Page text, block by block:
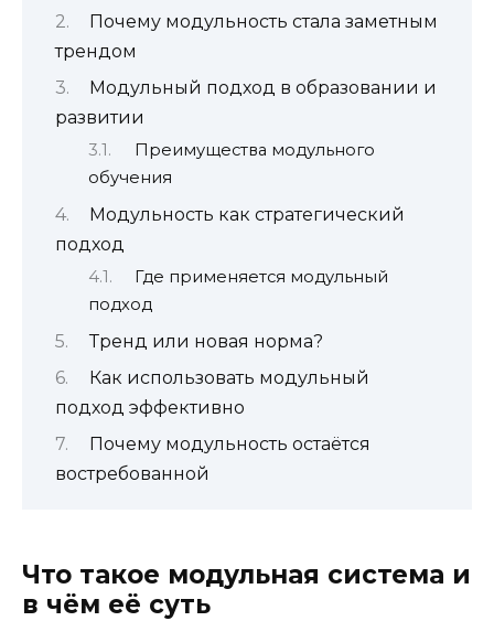
Почему модульность стала заметным
трендом
Модульный подход в образовании и
развитии
Преимущества модульного
обучения
Модульность как стратегический
подход
Где применяется модульный
подход
Тренд или новая норма?
Как использовать модульный
подход эффективно
Почему модульность остаётся
востребованной
Что такое модульная система и
в чём её суть